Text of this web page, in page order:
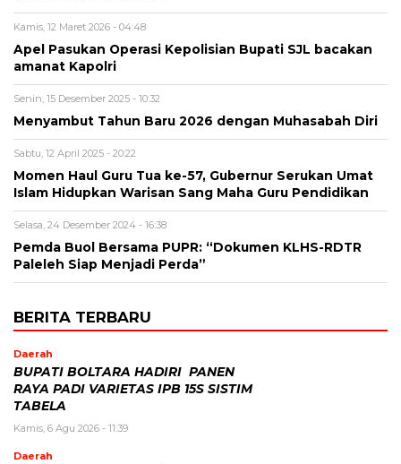
Kamis, 12 Maret 2026 - 04:48
Apel Pasukan Operasi Kepolisian Bupati SJL bacakan
amanat Kapolri
Senin, 15 Desember 2025 - 10:32
Menyambut Tahun Baru 2026 dengan Muhasabah Diri
Sabtu, 12 April 2025 - 20:22
Momen Haul Guru Tua ke-57, Gubernur Serukan Umat
Islam Hidupkan Warisan Sang Maha Guru Pendidikan
Selasa, 24 Desember 2024 - 16:38
Pemda Buol Bersama PUPR: “Dokumen KLHS-RDTR
Paleleh Siap Menjadi Perda”
BERITA TERBARU
Daerah
BUPATI BOLTARA HADIRI PANEN
RAYA PADI VARIETAS IPB 15S SISTIM
TABELA
Kamis, 6 Agu 2026 - 11:39
Daerah